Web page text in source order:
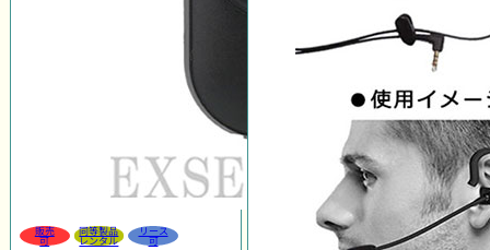
販売
可
同等製品
レンタル
リース
可